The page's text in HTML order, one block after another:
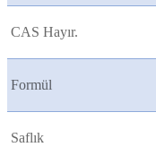
CAS Hayır.
Formül
Saflık